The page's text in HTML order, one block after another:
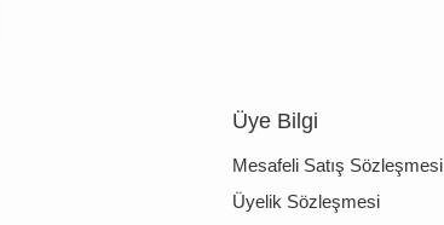
Üye Bilgi
Mesafeli Satış Sözleşmesi
Üyelik Sözleşmesi